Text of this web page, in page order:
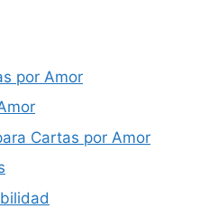
por Amor
Cartas por Amor